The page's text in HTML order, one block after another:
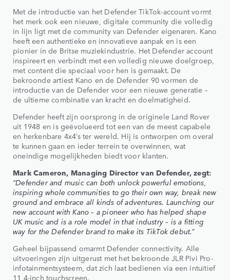
Met de introductie van het Defender TikTok-account vormt
het merk ook een nieuwe, digitale community die volledig
in lijn ligt met de community van Defender eigenaren. Kano
heeft een authentieke en innovatieve aanpak en is een
pionier in de Britse muziekindustrie. Het Defender account
inspireert en verbindt met een volledig nieuwe doelgroep,
met content die speciaal voor hen is gemaakt. De
bekroonde artiest Kano en de Defender 90 vormen de
introductie van de Defender voor een nieuwe generatie –
de ultieme combinatie van kracht en doelmatigheid.
Defender heeft zijn oorsprong in de originele Land Rover
uit 1948 en is geëvolueerd tot een van de meest capabele
en herkenbare 4x4’s ter wereld. Hij is ontworpen om overal
te kunnen gaan en ieder terrein te overwinnen, wat
oneindige mogelijkheden biedt voor klanten.
Mark Cameron, Managing Director van Defender, zegt:
“Defender and music can both unlock powerful emotions,
inspiring whole communities to go their own way, break new
ground and embrace all kinds of adventures. Launching our
new account with Kano – a pioneer who has helped shape
UK music and is a role model in that industry – is a fitting
way for the Defender brand to make its TikTok debut.”
Geheel bijpassend omarmt Defender connectivity. Alle
uitvoeringen zijn uitgerust met het bekroonde JLR Pivi Pro-
infotainmentsysteem, dat zich laat bedienen via een intuïtief
11,4-inch touchscreen.